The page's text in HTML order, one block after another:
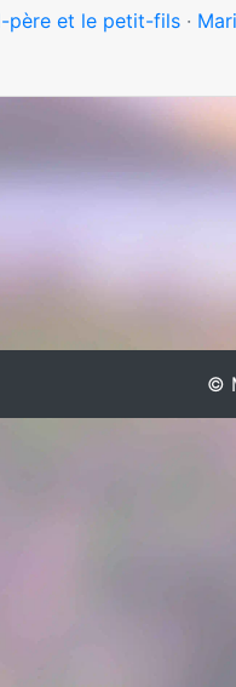
père et le petit-fils ·
©